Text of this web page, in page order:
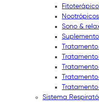
Sono &
Sistema